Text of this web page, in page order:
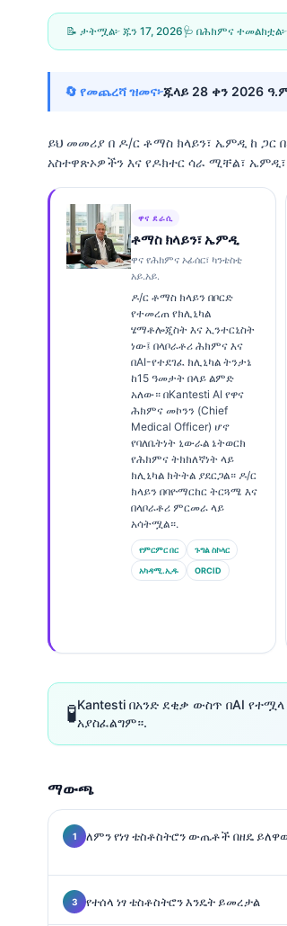
📝 ታትሟል፦ ጁን 17, 2026🩺 በሕክምና ተመልክቷል፦
🔄 የመጨረሻ ዝመና፦ጁላይ 28 ቀን 2026
ይህ መመሪያ በ ዶ/ር ቶማስ ክላይን፣ ኤምዲ ከ ጋር
አስተዋጽኦዎችን እና የዶክተር ሳራ ሚቸል፣
ዋና ደራሲ
ቶማስ ክላይን፣ ኤምዲ
ዋና የሕክምና ኦፊሰር፣ ካንቴስቲ
አይ.አይ.
ዶ/ር ቶማስ ክላይን በቦርድ
የተመረጠ የክሊኒካል
ሄማቶሎጂስት እና ኢንተርኒስት
ነው፤ በላቦራቶሪ ሕክምና እና
በAI-የተደገፈ ክሊኒካል ትንታኔ
ከ15 ዓመታት በላይ ልምድ
አለው። በKantesti AI የዋና
ሕክምና መኮንን (Chief
Medical Officer) ሆኖ
የባለቤትነት ኒውራል ኔትወርክ
የሕክምና ትክክለኛነት ላይ
ክሊኒካል ክትትል ያደርጋል። ዶ/ር
ክላይን በባዮማርከር ትርጓሜ እና
በላቦራቶሪ ምርመራ ላይ
አሳትሟል።.
የምርምር በር ጉግል ስኮላር
አካዳሚ.ኢዱ ORCID
🧪Kantesti በአንድ ደቂቃ ውስጥ በAI
አያስፈልግም።.
ማውጫ
ለምን የነፃ ቴስቶስትሮን ውጤቶች በዘዴ
የተሰላ ነፃ ቴስቶስትሮን እንዴት ይመረታል